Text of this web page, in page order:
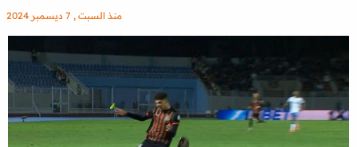
منذ السبت , 7 ديسمبر 2024